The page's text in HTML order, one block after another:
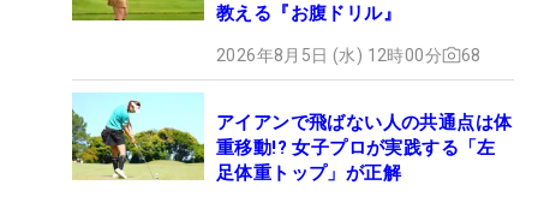
教える『お腹ドリル』
2026年8月5日 (水) 12時00分 68
アイアンで飛ばない人の共通点は体
重移動!? 女子プロが実践する「左
足体重トップ」が正解